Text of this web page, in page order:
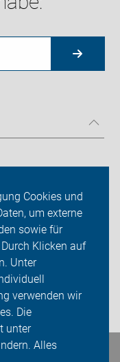
Cookies und
um externe
sowie für
Klicken auf
Unter
verwenden wir
Die
unter
Alles